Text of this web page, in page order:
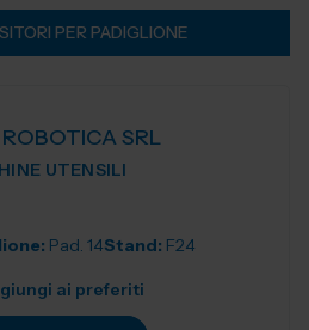
PER PADIGLIONE
SRL
UTENSILI
Pad. 14Stand: F24
ai preferiti